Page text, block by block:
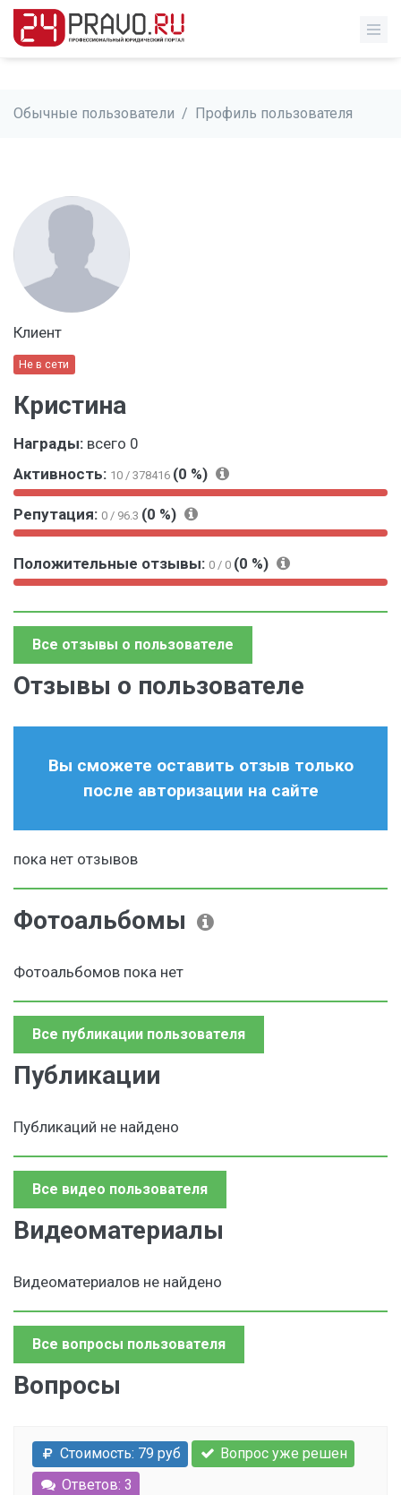
Обычные пользователи / Профиль пользователя
Клиент
Не в сети
Кристина
Награды: всего 0
Активность: 10 / 378416 (0 %)
0
%
Репутация: 0 / 96.3 (0 %)
0
0
Положительные отзывы: 0 / 0 (0 %)
%
0
%
Все отзывы о пользователе
Отзывы о пользователе
Вы сможете оставить отзыв только
после авторизации на сайте
пока нет отзывов
Фотоальбомы
Фотоальбомов пока нет
Все публикации пользователя
Публикации
Публикаций не найдено
Все видео пользователя
Видеоматериалы
Видеоматериалов не найдено
Все вопросы пользователя
Вопросы
Стоимость: 79 руб
Вопрос уже решен
Ответов: 3